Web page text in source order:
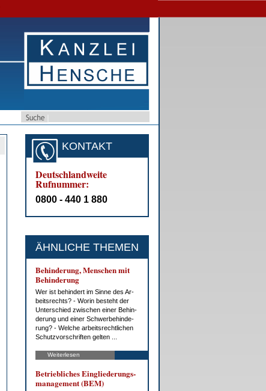
KONTAKT
Deutschlandweite
Rufnummer:
0800 - 440 1 880
ÄHNLICHE THEMEN
Be­hin­de­rung, Men­schen mit
Be­hin­de­rung
Wer ist be­hin­dert im Sin­ne des Ar­
beits­rechts? - Wor­in be­steht der
Un­ter­schied zwi­schen ei­ner Be­hin­
de­rung und ei­ner Schwer­be­hin­de­
rung? - Wel­che ar­beits­recht­li­chen
Schutz­vor­schrif­ten gel­ten ...
Weiterlesen
Be­trieb­li­ches Ein­glie­de­rungs­
ma­nage­ment (BEM)